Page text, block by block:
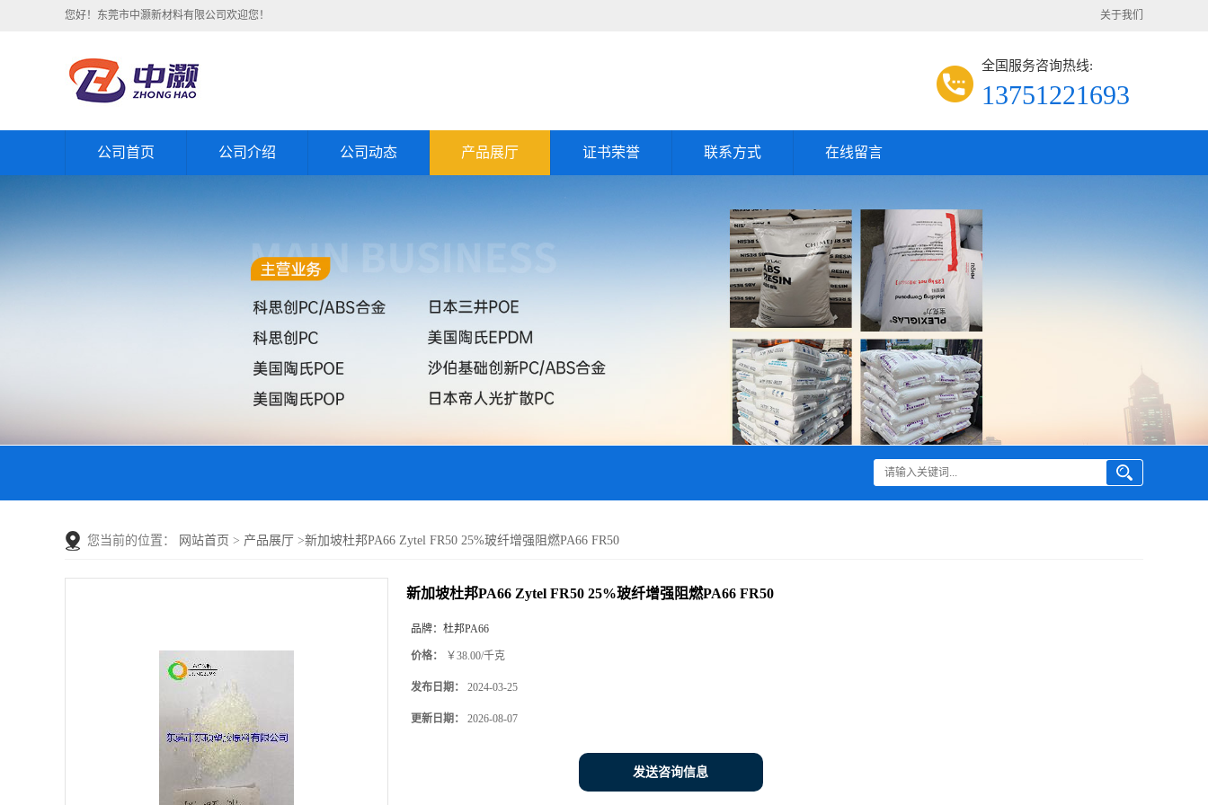
您好！东莞市中灏新材料有限公司欢迎您！ 关于我们
全国服务咨询热线:
13751221693
公司首页 公司介绍 公司动态 产品展厅 证书荣誉 联系方式 在线留言
您当前的位置： 网站首页 > 产品展厅 >新加坡杜邦PA66 Zytel FR50 25%玻纤增强阻燃PA66 FR50
新加坡杜邦PA66 Zytel FR50 25%玻纤增强阻燃PA66 FR50
品牌： 杜邦PA66
价格： ￥38.00/千克
发布日期： 2024-03-25
更新日期： 2026-08-07
发送咨询信息